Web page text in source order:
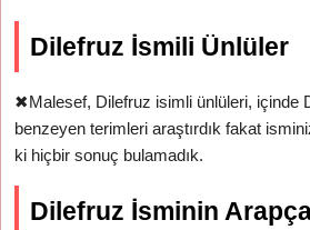
Dilefruz İsmili Ünlüler
✖Malesef, Dilefruz isimli ünlüleri, içinde
benzeyen terimleri araştırdık fakat
ki hiçbir sonuç bulamadık.
Dilefruz İsminin Arapça